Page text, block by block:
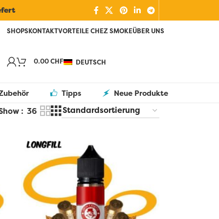
SHOPSKONTAKTVORTEILE CHEZ SMOKEÜBER UNS
0.00CHF DEUTSCH
Tipps Neue Produkte
36